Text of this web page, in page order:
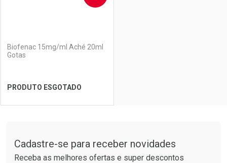
Biofenac 15mg/ml Aché 20ml
Gotas
PRODUTO ESGOTADO
Laboratório
Por Menos
Cadastre-se para receber novidades
Receba as melhores ofertas e super descontos